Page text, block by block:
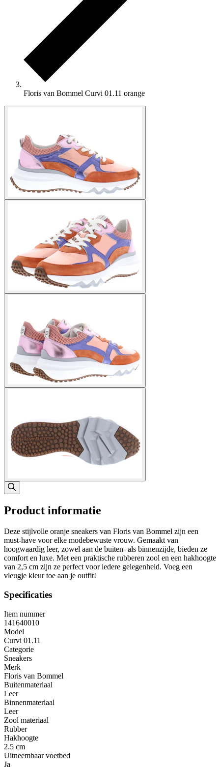
Floris van Bommel Curvi 01.11 orange
Product informatie
Deze stijlvolle oranje sneakers van Floris van Bommel zijn een
must-have voor elke modebewuste vrouw. Gemaakt van
hoogwaardig leer, zowel aan de buiten- als binnenzijde, bieden ze
comfort en luxe. Met een praktische rubberen zool en een hakhoogte
van 2,5 cm zijn ze perfect voor iedere gelegenheid. Voeg een
vleugje kleur toe aan je outfit!
Specificaties
Item nummer
141640010
Model
Curvi 01.11
Categorie
Sneakers
Merk
Floris van Bommel
Buitenmateriaal
Leer
Binnenmateriaal
Leer
Zool materiaal
Rubber
Hakhoogte
2.5 cm
Uitneembaar voetbed
Ja